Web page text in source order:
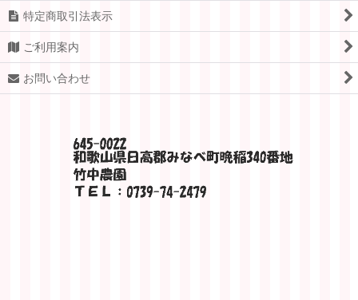
特定商取引法表示
ご利用案内
お問い合わせ